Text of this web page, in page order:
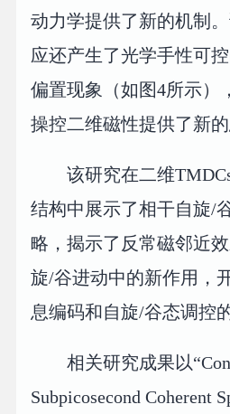
动力学提供了新的机制
应还产生了光学手性可
偏置现象（如图4所示）
操控二维磁性提供了新的
该研究在二维
结构中展示了相干自旋/
略，揭示了反常磁邻近
旋/谷进动中的新作用，
息编码和自旋/谷态调控
相关研究成果以
Subpicosecond Coherent